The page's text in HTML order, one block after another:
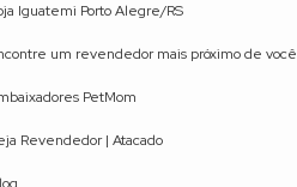
Iguatemi Porto Alegre/RS
um revendedor mais próximo de você
PetMom
Revendedor | Atacado